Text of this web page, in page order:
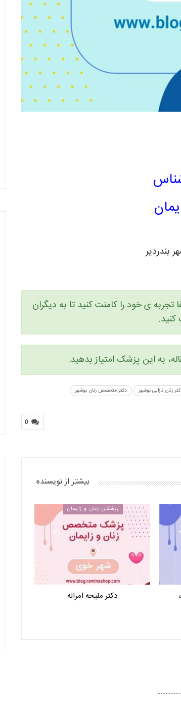
بندردیر
ی خود را کامنت کنید تا به دیگران
به این پزشک امتیاز بدهید.
زنان نازایی بوشهر
دکتر متخصص زنان بوشهر
0
بیشتر از نویسنده
پزشکان زنان و زایمان
دکتر ملیحه امراله